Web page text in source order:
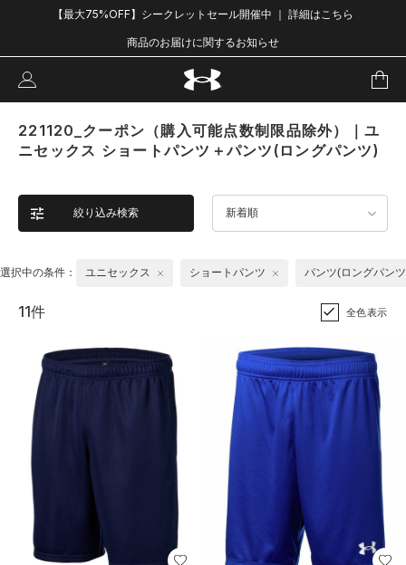
【最大75%OFF】シークレットセール開催中 ｜ 詳細はこちら
商品のお届けに関するお知らせ
221120_クーポン（購入可能点数制限品除外）｜ユ
ニセックス ショートパンツ＋パンツ(ロングパンツ)
絞り込み検索 新着順
選択中の条件： ユニセックス ショートパンツ パンツ(ロングパン
11件 全色表示